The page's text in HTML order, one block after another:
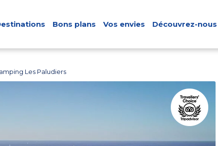
Bons plans Vos envies Découvrez-nous
Les Paludiers